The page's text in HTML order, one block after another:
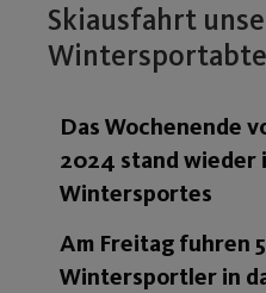
Skiausfahrt
Das Wochenende
2024 stand wieder
Wintersportes
Am Freitag fuhren
Wintersportler in